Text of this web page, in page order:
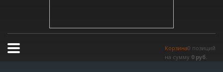
Корзина0 позиций
на сумму 0 руб.